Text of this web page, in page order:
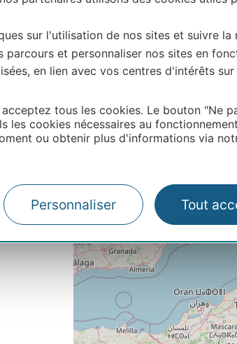
sur l'utilisation de nos sites et suivre la
parcours et personnaliser nos sites en
en lien avec vos centres d'intérêts
tous les cookies. Le bouton "Ne
les cookies nécessaires au
ou obtenir plus d'informations via
Personnaliser Tout